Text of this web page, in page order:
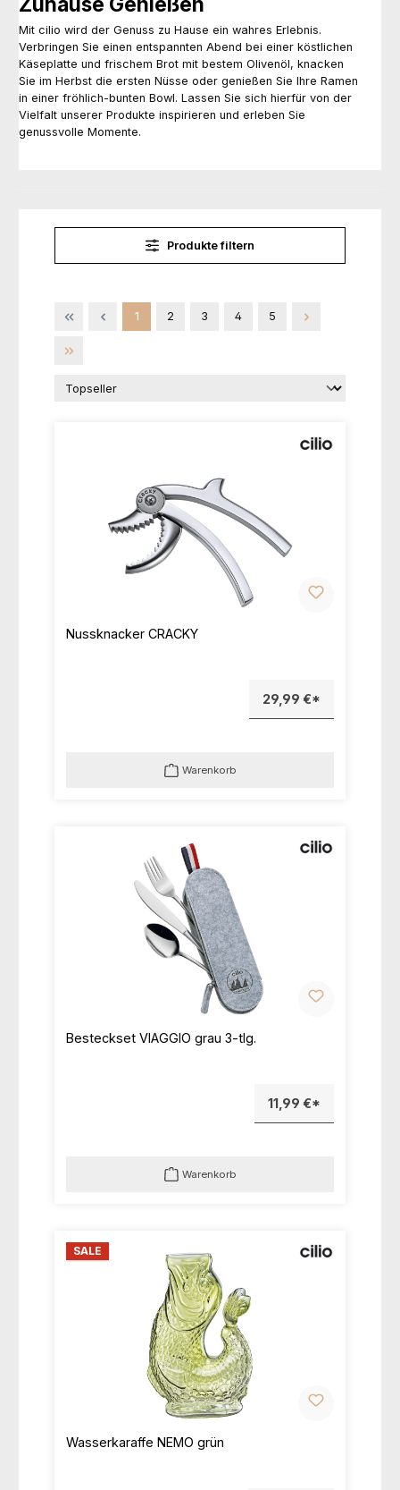
Mit cilio wird der Genuss zu Hause ein wahres Erlebnis.
Verbringen Sie einen entspannten Abend bei einer köstlichen
Käseplatte und frischem Brot mit bestem Olivenöl, knacken
Sie im Herbst die ersten Nüsse oder genießen Sie Ihre Ramen
in einer fröhlich-bunten Bowl. Lassen Sie sich hierfür von der
Vielfalt unserer Produkte inspirieren und erleben Sie
genussvolle Momente.
Produkte filtern
Seite
1 Seite
2 Seite
3 Seite
4 Seite
5
Nussknacker CRACKY
29,99 €*
Warenkorb
Besteckset VIAGGIO grau 3-tlg.
11,99 €*
Warenkorb
SALE
Wasserkaraffe NEMO grün